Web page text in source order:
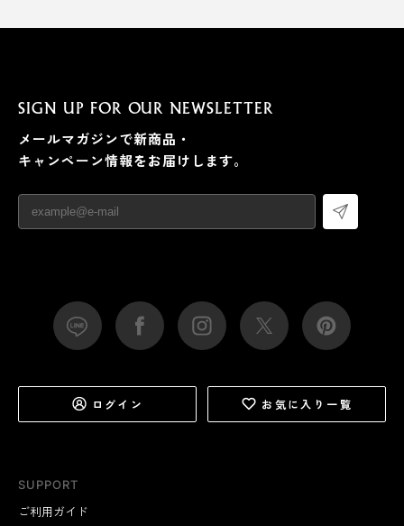
SUPPORT
ご利用ガイド
SIGN UP FOR OUR NEWSLETTER
メールマガジンで新商品・
キャンペーン情報をお届けします。
ログイン お気に入り一覧